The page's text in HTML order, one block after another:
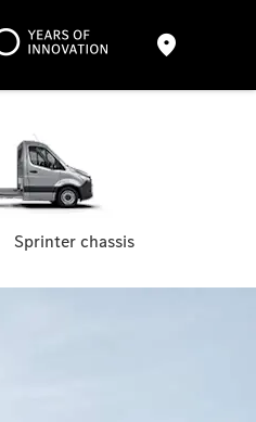
Sprinter chassis